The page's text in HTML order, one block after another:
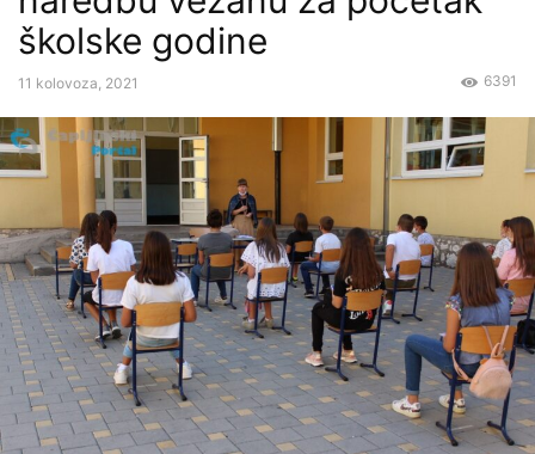
školske godine
11 kolovoza, 2021 6391